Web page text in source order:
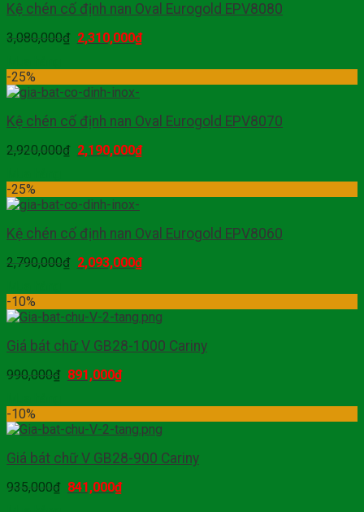
Kệ chén cố định nan Oval Eurogold EPV8080
3,080,000₫ 2,310,000₫
-25%
Kệ chén cố định nan Oval Eurogold EPV8070
2,920,000₫ 2,190,000₫
-25%
Kệ chén cố định nan Oval Eurogold EPV8060
2,790,000₫ 2,093,000₫
-10%
Giá bát chữ V GB28-1000 Cariny
990,000₫ 891,000₫
-10%
Giá bát chữ V GB28-900 Cariny
935,000₫ 841,000₫